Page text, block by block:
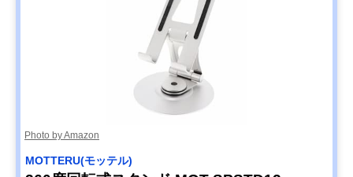
Photo by Amazon
MOTTERU(モッテル)